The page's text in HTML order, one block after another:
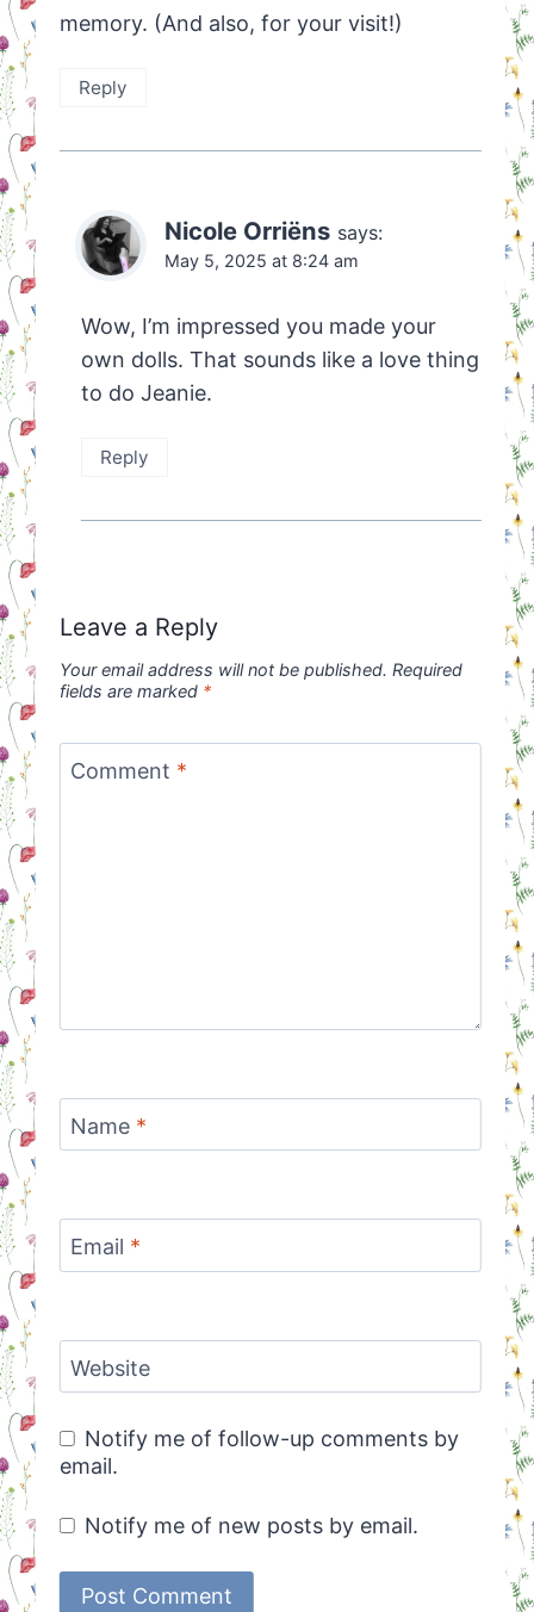
memory. (And also, for your visit!)
Reply
Nicole Orriëns says:
May 5, 2025 at 8:24 am
Wow, I’m impressed you made your
own dolls. That sounds like a love thing
to do Jeanie.
Reply
Leave a Reply
Your email address will not be published. Required
fields are marked *
Comment *
Name *
Email *
Website
Notify me of follow-up comments by
email.
Notify me of new posts by email.